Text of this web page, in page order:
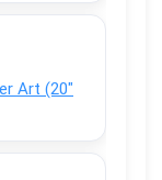
Art (20″